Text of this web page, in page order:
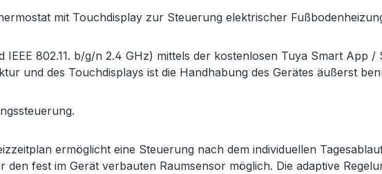
mit Touchdisplay zur Steuerung elektrischer
802.11. b/g/n 2.4 GHz) mittels der kostenlosen Tuya Smart App
und des Touchdisplays ist die Handhabung des Gerätes äußerst
ermöglicht eine Steuerung nach dem individuellen
fest im Gerät verbauten Raumsensor möglich. Die adaptive